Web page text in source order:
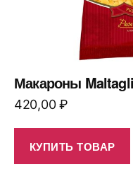
Макароны
420,00₽
КУПИТЬ ТОВАР